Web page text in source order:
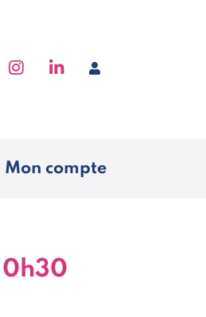
à Facebook
Accéder à Instagram
Accéder à Linkedin
Se connecter
Mon compte